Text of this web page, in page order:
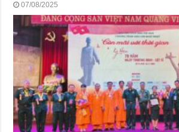
07/08/2025